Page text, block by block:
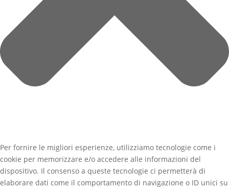
Per fornire le migliori esperienze, utilizziamo tecnologie come i
cookie per memorizzare e/o accedere alle informazioni del
dispositivo. Il consenso a queste tecnologie ci permetterà di
elaborare dati come il comportamento di navigazione o ID unici su